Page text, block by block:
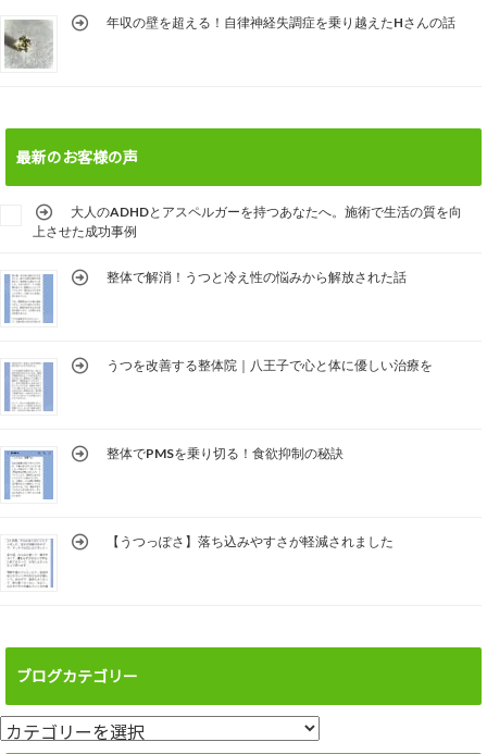
年収の壁を超える！自律神経失調症を乗り越えたHさんの話
最新のお客様の声
大人のADHDとアスペルガーを持つあなたへ。施術で生活の質を向
上させた成功事例
整体で解消！うつと冷え性の悩みから解放された話
うつを改善する整体院｜八王子で心と体に優しい治療を
整体でPMSを乗り切る！食欲抑制の秘訣
【うつっぽさ】落ち込みやすさが軽減されました
ブログカテゴリー
ブ